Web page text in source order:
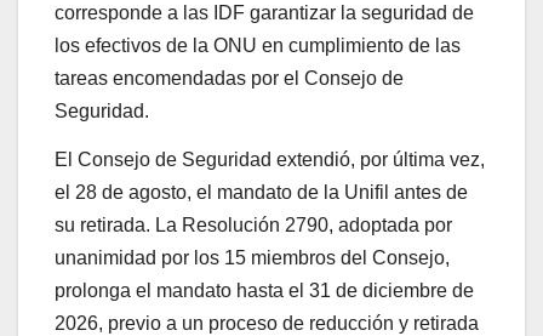
corresponde a las IDF garantizar la seguridad de
los efectivos de la ONU en cumplimiento de las
tareas encomendadas por el Consejo de
Seguridad.
El Consejo de Seguridad extendió, por última vez,
el 28 de agosto, el mandato de la Unifil antes de
su retirada. La Resolución 2790, adoptada por
unanimidad por los 15 miembros del Consejo,
prolonga el mandato hasta el 31 de diciembre de
2026, previo a un proceso de reducción y retirada